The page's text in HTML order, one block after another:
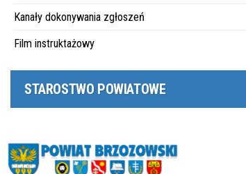
Kanały dokonywania zgłoszeń
Film instruktażowy
STAROSTWO POWIATOWE